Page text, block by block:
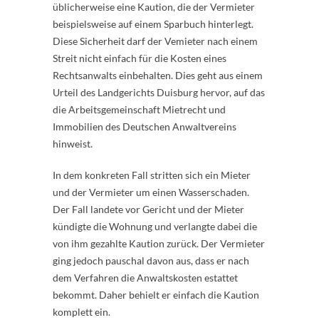
üblicherweise eine Kaution, die der Vermieter
beispielsweise auf einem Sparbuch hinterlegt.
Diese Sicherheit darf der Vemieter nach einem
Streit nicht einfach für die Kosten eines
Rechtsanwalts einbehalten. Dies geht aus einem
Urteil des Landgerichts Duisburg hervor, auf das
die Arbeitsgemeinschaft Mietrecht und
Immobilien des Deutschen Anwaltvereins
hinweist.
In dem konkreten Fall stritten sich ein Mieter
und der Vermieter um einen Wasserschaden.
Der Fall landete vor Gericht und der Mieter
kündigte die Wohnung und verlangte dabei die
von ihm gezahlte Kaution zurück. Der Vermieter
ging jedoch pauschal davon aus, dass er nach
dem Verfahren die Anwaltskosten estattet
bekommt. Daher behielt er einfach die Kaution
komplett ein.